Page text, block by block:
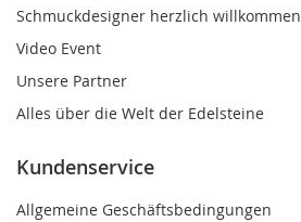
Schmuckdesigner herzlich willkommen
Video Event
Unsere Partner
Alles über die Welt der Edelsteine
Kundenservice
Allgemeine Geschäftsbedingungen